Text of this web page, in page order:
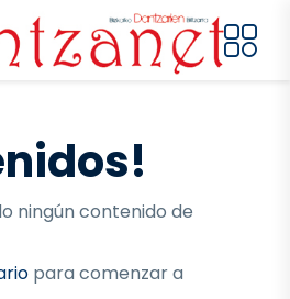
ningún contenido de
para comenzar a